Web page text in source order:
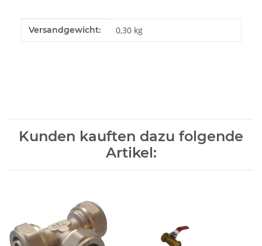
Produkteigenschaft
Wert
Versandgewicht: 0,30 kg
Kunden kauften dazu folgende
Artikel: